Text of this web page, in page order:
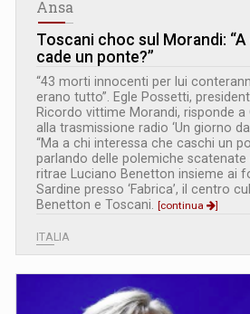
Ansa
Toscani choc sul Morandi:
cade un ponte?”
“43 morti innocenti per lui
erano tutto”. Egle Possetti,
Ricordo vittime Morandi, risponde a
alla trasmissione radio ‘Un giorno
“Ma a chi interessa che caschi un
parlando delle polemiche
ritrae Luciano Benetton insieme ai
Sardine presso ‘Fabrica’, il centro
Benetton e Toscani. [continua ]
ITALIA